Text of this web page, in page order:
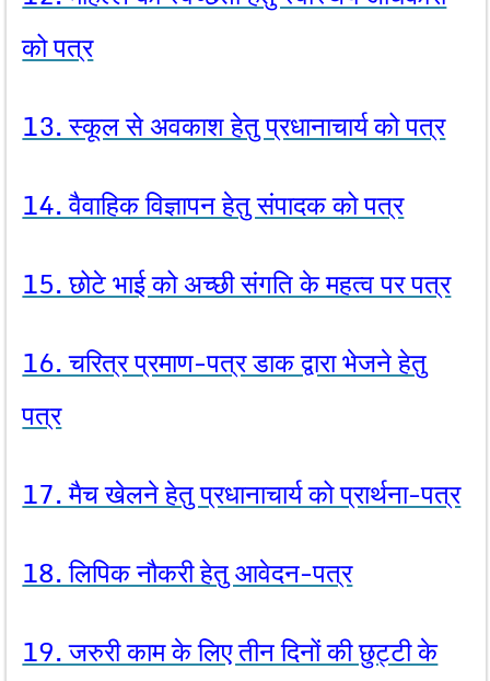
को पत्र
13. स्कूल से अवकाश हेतु प्रधानाचार्य को पत्र
14. वैवाहिक विज्ञापन हेतु संपादक को पत्र
15. छोटे भाई को अच्छी संगति के महत्व पर पत्र
16. चरित्र प्रमाण-पत्र डाक द्वारा भेजने हेतु
पत्र
17. मैच खेलने हेतु प्रधानाचार्य को प्रार्थना-पत्र
18. लिपिक नौकरी हेतु आवेदन-पत्र
19. जरुरी काम के लिए तीन दिनों की छुट्टी के